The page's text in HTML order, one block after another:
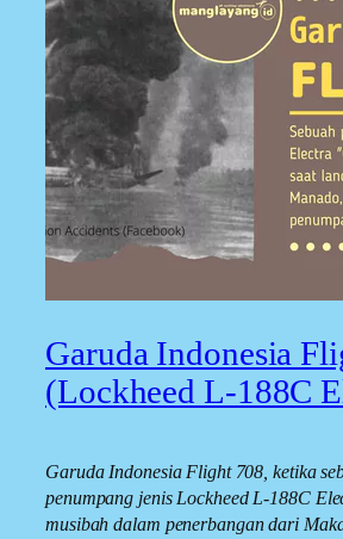
Garuda Indonesia
(Lockheed L-188C
Garuda Indonesia Flight 708, ketika
penumpang jenis Lockheed L-188C
musibah dalam penerbangan dari